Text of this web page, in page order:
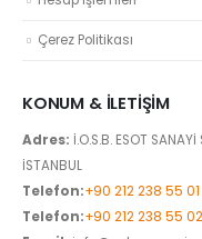
Çerez Politikası
KONUM & İLETIŞIM
Adres: İ.O.S.B. ESOT
İSTANBUL
Telefon:+90 212 238 55 01
Telefon:+90 212 238 55 02